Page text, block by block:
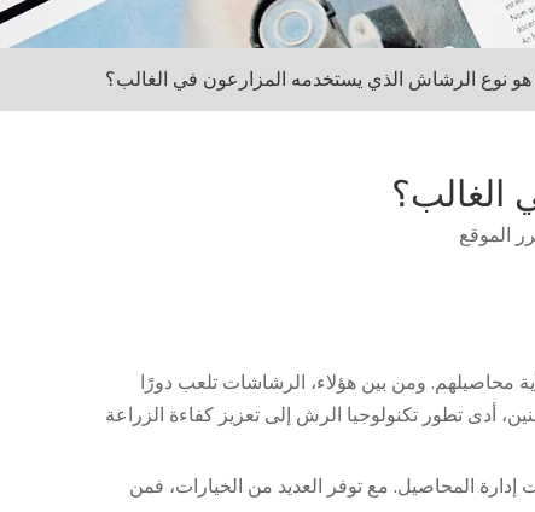
هو نوع الرشاش الذي يستخدمه المزارعون في الغالب؟
الغالب؟
الموقع
محاصيلهم. ومن بين هؤلاء، الرشاشات تلعب دورًا
أدى تطور تكنولوجيا الرش إلى تعزيز كفاءة الزراعة
إدارة المحاصيل. مع توفر العديد من الخيارات، فمن